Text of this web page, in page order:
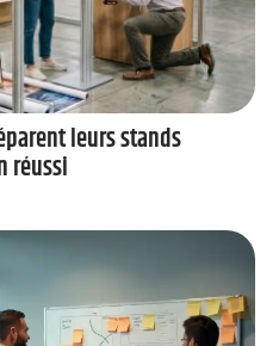
leurs stands
réussi